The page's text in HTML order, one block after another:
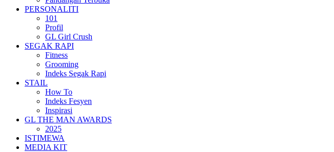
PERSONALITI
101
Profil
GL Girl Crush
SEGAK RAPI
Fitness
Grooming
Indeks Segak Rapi
STAIL
How To
Indeks Fesyen
Inspirasi
GL THE MAN AWARDS
2025
ISTIMEWA
MEDIA KIT